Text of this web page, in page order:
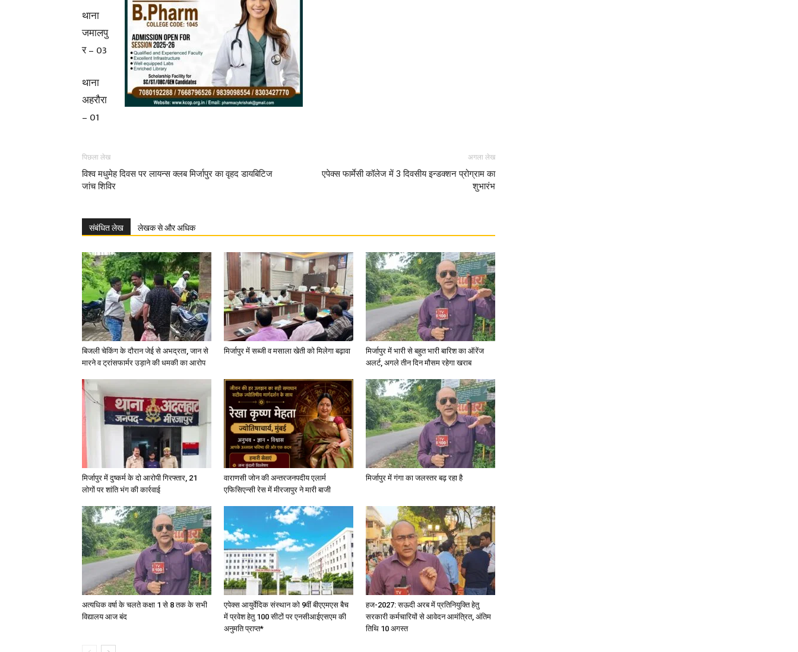
थाना
जमालपु
र – 03
थाना
अहरौरा
– 01
पिछला लेख
विश्व मधुमेह दिवस पर लायन्स क्लब मिर्जापुर का वृहद डायबिटिज
जांच शिविर
अगला लेख
एपेक्स फार्मेसी कॉलेज में 3 दिवसीय इन्डक्शन प्रोग्राम का
शुभारंभ
संबंधित लेख लेखक से और अधिक
बिजली चेकिंग के दौरान जेई से अभद्रता, जान से
मारने व ट्रांसफार्मर उड़ाने की धमकी का आरोप
मिर्जापुर में सब्जी व मसाला खेती को मिलेगा बढ़ावा
मिर्जापुर में भारी से बहुत भारी बारिश का ऑरेंज
अलर्ट, अगले तीन दिन मौसम रहेगा खराब
मिर्जापुर में दुष्कर्म के दो आरोपी गिरफ्तार, 21
लोगों पर शांति भंग की कार्रवाई
वाराणसी जोन की अन्तरजनपदीय एलार्म
एफिसिएन्सी रेस में मीरजापुर ने मारी बाजी
मिर्जापुर में गंगा का जलस्तर बढ़ रहा है
अत्यधिक वर्षा के चलते कक्षा 1 से 8 तक के सभी
विद्यालय आज बंद
एपेक्स आयुर्वेदिक संस्थान को 9वीं बीएएमएस बैच
में प्रवेश हेतु 100 सीटों पर एनसीआईएसएम की
अनुमति प्राप्त*
हज-2027: सऊदी अरब में प्रतिनियुक्ति हेतु
सरकारी कर्मचारियों से आवेदन आमंत्रित, अंतिम
तिथि 10 अगस्त